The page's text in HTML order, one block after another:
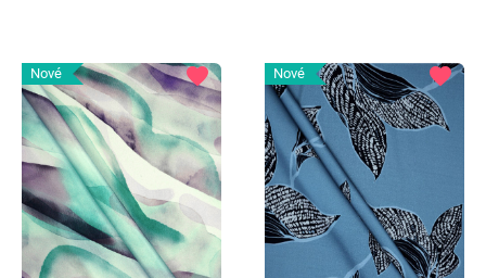
Nové favorite Nové favorite